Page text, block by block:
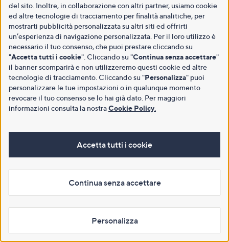
del sito. Inoltre, in collaborazione con altri partner, usiamo cookie
ed altre tecnologie di tracciamento per finalità analitiche, per
mostrarti pubblicità personalizzata su altri siti ed offrirti
un’esperienza di navigazione personalizzata. Per il loro utilizzo è
necessario il tuo consenso, che puoi prestare cliccando su
"Accetta tutti i cookie". Cliccando su "Continua senza accettare"
il banner scomparirà e non utilizzeremo questi cookie ed altre
tecnologie di tracciamento. Cliccando su "Personalizza" puoi
personalizzare le tue impostazioni o in qualunque momento
revocare il tuo consenso se lo hai già dato. Per maggiori
informazioni consulta la nostraCookie Policy
Accetta tutti i cookie
Continua senza accettare
Personalizza